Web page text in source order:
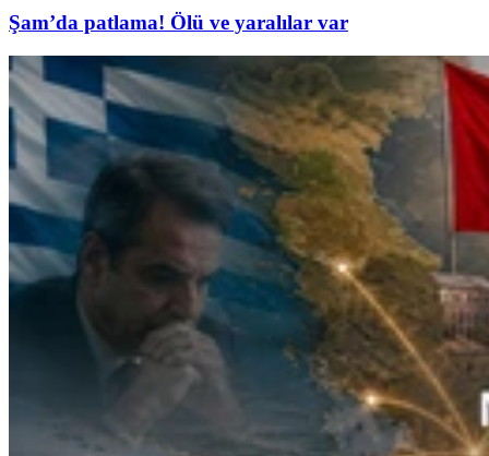
Şam’da patlama! Ölü ve yaralılar var